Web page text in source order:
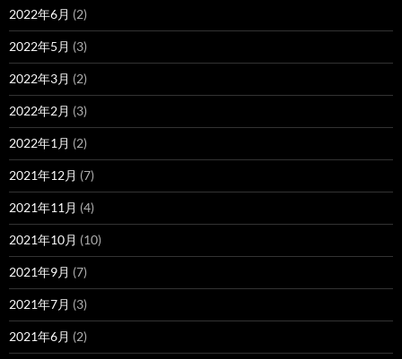
2022年6月 (2)
2022年5月 (3)
2022年3月 (2)
2022年2月 (3)
2022年1月 (2)
2021年12月 (7)
2021年11月 (4)
2021年10月 (10)
2021年9月 (7)
2021年7月 (3)
2021年6月 (2)